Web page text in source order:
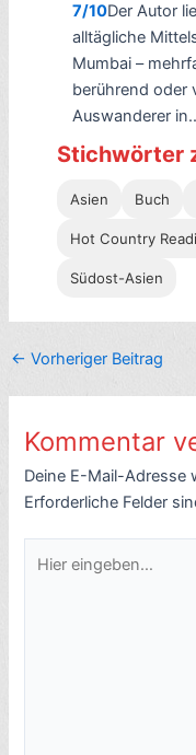
7/10Der Autor
alltägliche
Mumbai –
berührend oder
Auswanderer
Stichwörter
Asien Buch
Hot Country
Südost-Asien
← Vorheriger Beitrag
Kommentar
Deine E-Mail-
Erforderliche Felder
eingeben…